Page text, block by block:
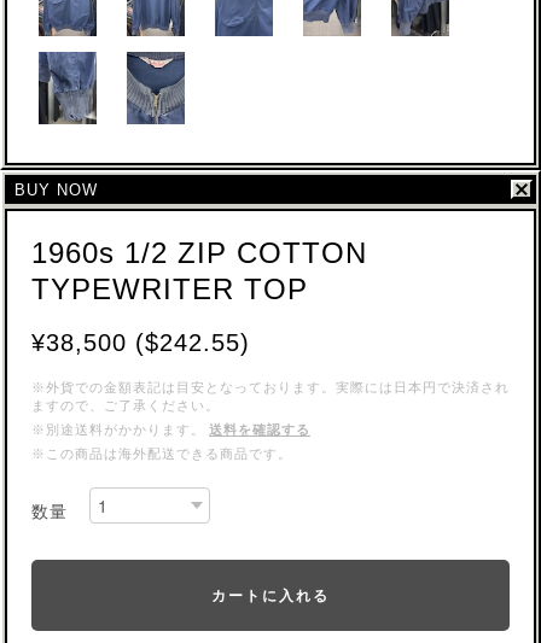
BUY NOW
1960s 1/2 ZIP COTTON
TYPEWRITER TOP
¥38,500 ($242.55)
※外貨での金額表記は目安となっております。実際には日本円で決済され
ますので、ご了承ください。
※別途送料がかかります。
送料を確認する
※この商品は海外配送できる商品です。
数量
カートに入れる